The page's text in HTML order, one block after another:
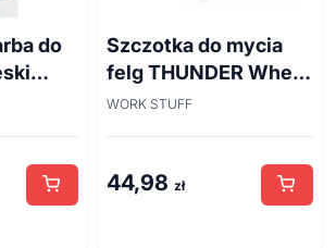
do
Szczotka do mycia
felg THUNDER Wheel
Brush 45cm
WORK STUFF
44,98 zł